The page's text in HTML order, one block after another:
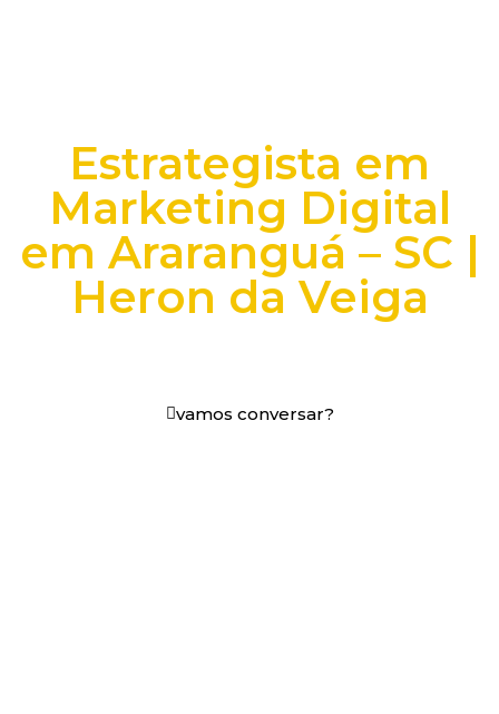
Estrategista em
Marketing Digital
em Araranguá – SC |
Heron da Veiga
vamos conversar?